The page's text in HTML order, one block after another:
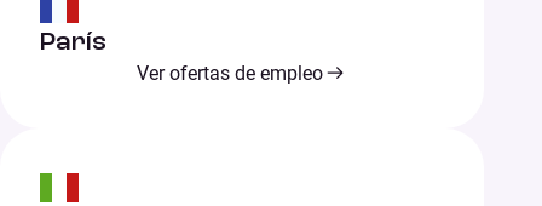
París
Ver ofertas de empleo